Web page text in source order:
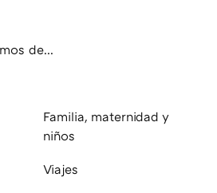
de...
Familia, maternidad y
niños
Viajes